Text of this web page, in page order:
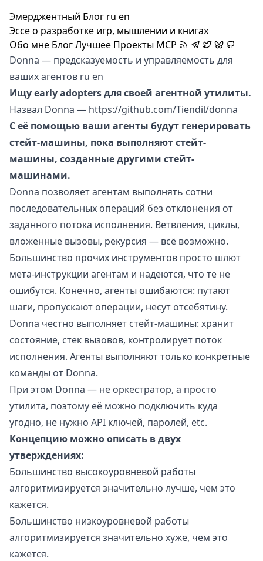
Эмерджентный Блог ru en
Эссе о разработке игр, мышлении и книгах
Обо мне БлогЛучшее Проекты MCP
Donna — предсказуемость и управляемость для
ваших агентов ru en
Ищу early adopters для своей агентной утилиты.
Назвал Donna — https://github.com/Tiendil/donna
С её помощью ваши агенты будут генерировать
стейт-машины, пока выполняют стейт-
машины, созданные другими стейт-
машинами.
Donna позволяет агентам выполнять сотни
последовательных операций без отклонения от
заданного потока исполнения. Ветвления, циклы,
вложенные вызовы, рекурсия — всё возможно.
Большинство прочих инструментов просто шлют
мета-инструкции агентам и надеются, что те не
ошибутся. Конечно, агенты ошибаются: путают
шаги, пропускают операции, несут отсебятину.
Donna честно выполняет стейт-машины: хранит
состояние, стек вызовов, контролирует поток
исполнения. Агенты выполняют только конкретные
команды от Donna.
При этом Donna — не оркестратор, а просто
утилита, поэтому её можно подключить куда
угодно, не нужно API ключей, паролей, etc.
Концепцию можно описать в двух
утверждениях:
Большинство высокоуровневой работы
алгоритмизируется значительно лучше, чем это
кажется.
Большинство низкоуровневой работы
алгоритмизируется значительно хуже, чем это
кажется.